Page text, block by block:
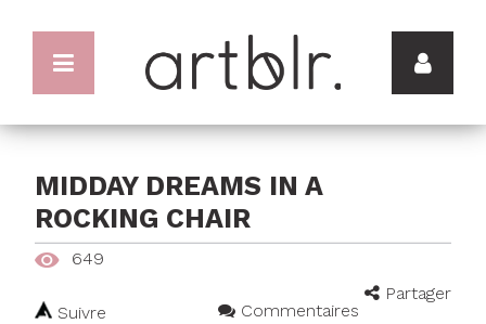
MIDDAY DREAMS IN A
ROCKING CHAIR
649
Partager
Suivre
Commentaires